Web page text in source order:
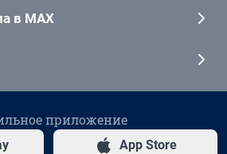
в MAX
приложение
App Store